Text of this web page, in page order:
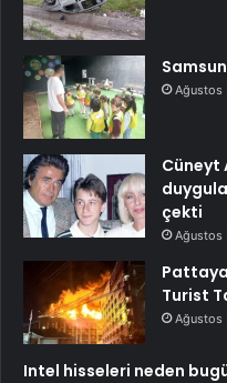
Ağustos
Cüneyt
çekti
Ağustos
Turist
Ağustos
Intel hisseleri neden